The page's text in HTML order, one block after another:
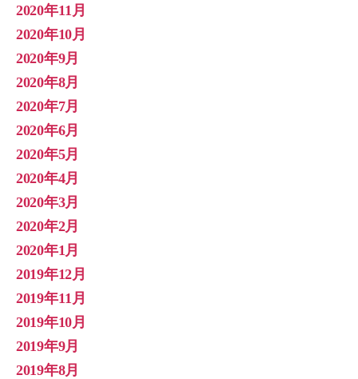
2020年11月
2020年10月
2020年9月
2020年8月
2020年7月
2020年6月
2020年5月
2020年4月
2020年3月
2020年2月
2020年1月
2019年12月
2019年11月
2019年10月
2019年9月
2019年8月